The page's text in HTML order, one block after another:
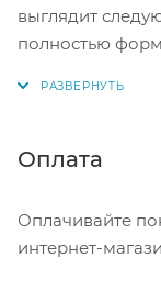
выглядит
полностью
Нажмите кнопку
Оплата
Оплачивайте
интернет-